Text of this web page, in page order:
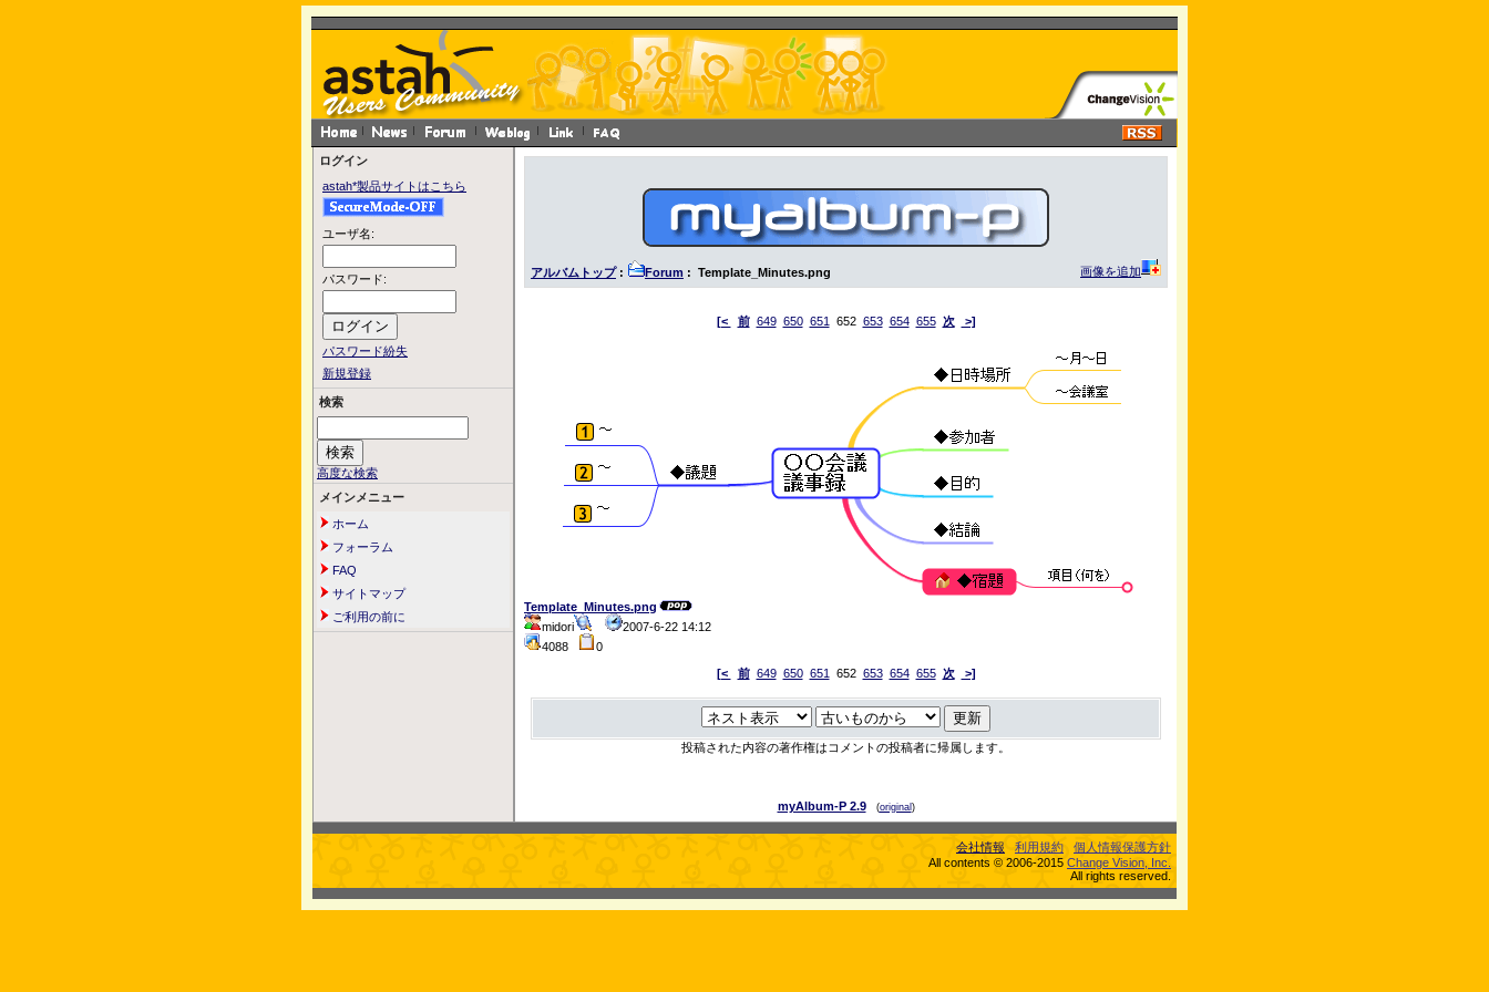
ログイン
astah*製品サイトはこちら
ユーザ名:
パスワード:
パスワード紛失
新規登録
検索
高度な検索
メインメニュー
ホーム
フォーラム
FAQ
サイトマップ
ご利用の前に
アルバムトップ: Forum : Template_Minutes.png 画像を追加
[< 前 649 650 651 652 653 654 655 次 >]
Template_Minutes.png
midori
2007-6-22 14:12
4088
0
[<
前 649 650 651 652 653 654 655 次 >]
投稿された内容の著作権はコメントの投稿者に帰属します。
myAlbum-P 2.9 (original )
会社情報 利用規約
個人情報保護方針
All contents © 2006-2015 Change Vision, Inc.
All rights reserved.